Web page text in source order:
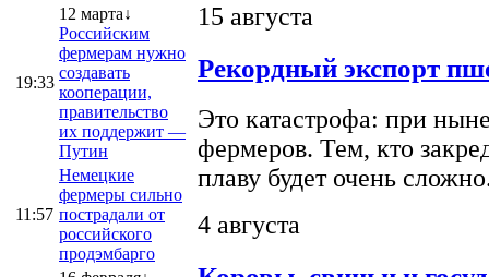
19:33
12 марта↓
Российским
фермерам нужно
создавать
кооперации,
правительство
их поддержит —
Путин
11:57
Немецкие
фермеры сильно
пострадали от
российского
продэмбарго
15 августа
Рекордный экспорт
Это катастрофа: при
фермеров. Тем, кто
плаву будет очень
4 августа